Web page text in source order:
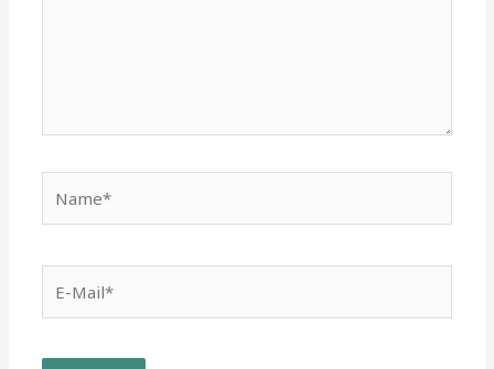
Mail*